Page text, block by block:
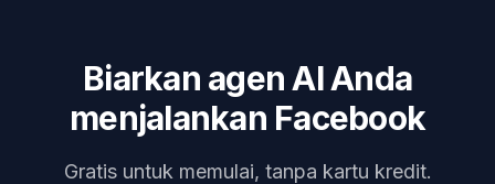
Biarkan agen AI Anda
menjalankan Facebook
Gratis untuk memulai, tanpa kartu kredit.